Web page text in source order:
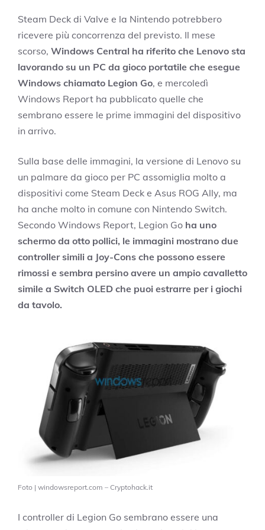
Steam Deck di Valve e la Nintendo potrebbero
ricevere più concorrenza del previsto. Il mese
scorso, Windows Central ha riferito che Lenovo sta
lavorando su un PC da gioco portatile che esegue
Windows chiamato Legion Go, e mercoledì
Windows Report ha pubblicato quelle che
sembrano essere le prime immagini del dispositivo
in arrivo.
Sulla base delle immagini, la versione di Lenovo su
un palmare da gioco per PC assomiglia molto a
dispositivi come Steam Deck e Asus ROG Ally, ma
ha anche molto in comune con Nintendo Switch.
Secondo Windows Report, Legion Go ha uno
schermo da otto pollici, le immagini mostrano due
controller simili a Joy-Cons che possono essere
rimossi e sembra persino avere un ampio cavalletto
simile a Switch OLED che puoi estrarre per i giochi
da tavolo.
Foto | windowsreport.com – Cryptohack.it
I controller di Legion Go sembrano essere una